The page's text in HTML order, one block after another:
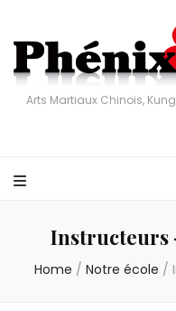
Arts Martiaux Chinois,
Instructeurs
Home / Notre école /